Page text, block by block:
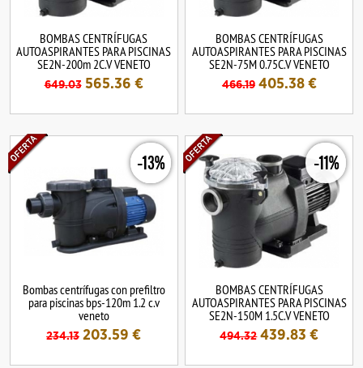
BOMBAS CENTRÍFUGAS
AUTOASPIRANTES PARA PISCINAS
SE2N-200m 2C.V VENETO
649.03 565.36 €
BOMBAS CENTRÍFUGAS
AUTOASPIRANTES PARA PISCINAS
SE2N-75M 0.75C.V VENETO
466.19 405.38€
-13%
Bombas centrífugas con prefiltro
para piscinas bps-120m 1.2 c.v
veneto
234.13 203.59 €
-11%
BOMBAS CENTRÍFUGAS
AUTOASPIRANTES PARA PISCINAS
SE2N-150M 1.5C.V VENETO
494.32 439.83 €